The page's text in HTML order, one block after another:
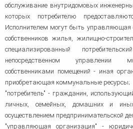
обслуживание внутридомовых
которых потребителю
Исполнителем могут быть управляющая
собственников жилья, жилищно-
специализированный
непосредственном управлении
собственниками помещений - иная
приобретающая коммунальные ресурсы;
"потребитель" - гражданин,
личных, семейных, домашних и
осуществлением предпринимательской
"управляющая организация" -